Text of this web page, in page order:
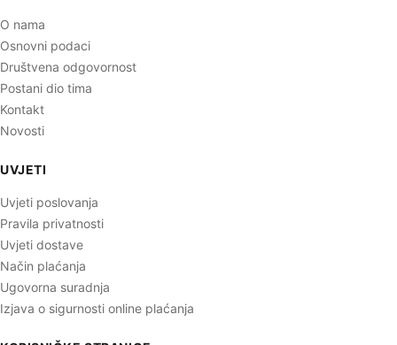
O nama
Osnovni podaci
Društvena odgovornost
Postani dio tima
Kontakt
Novosti
UVJETI
Uvjeti poslovanja
Pravila privatnosti
Uvjeti dostave
Način plaćanja
Ugovorna suradnja
Izjava o sigurnosti online plaćanja